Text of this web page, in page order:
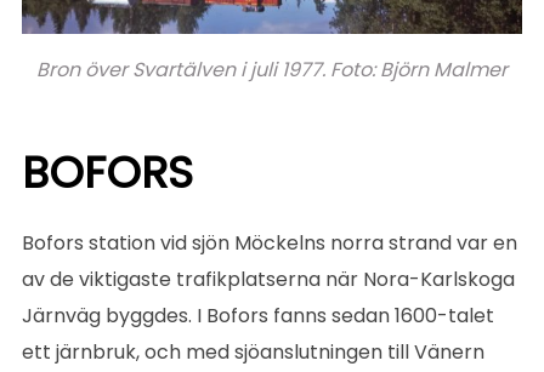
Bron över Svartälven i juli 1977. Foto: Björn Malmer
BOFORS
Bofors station vid sjön Möckelns norra strand var en
av de viktigaste trafikplatserna när Nora-Karlskoga
Järnväg byggdes. I Bofors fanns sedan 1600-talet
ett järnbruk, och med sjöanslutningen till Vänern